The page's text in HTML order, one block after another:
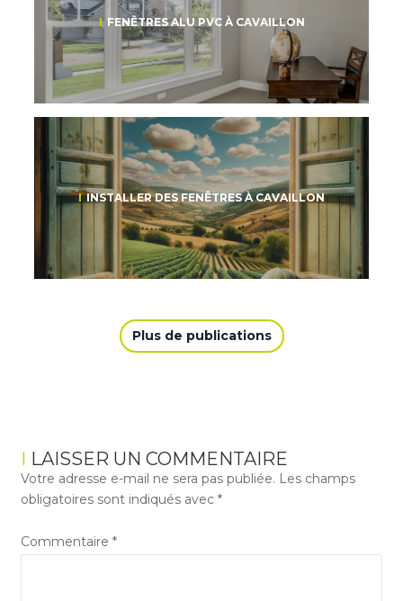
FENÊTRES ALU PVC À CAVAILLON
INSTALLER DES FENÊTRES À CAVAILLON
Plus de publications
LAISSER UN COMMENTAIRE
Votre adresse e-mail ne sera pas publiée. Les champs
obligatoires sont indiqués avec *
Commentaire *